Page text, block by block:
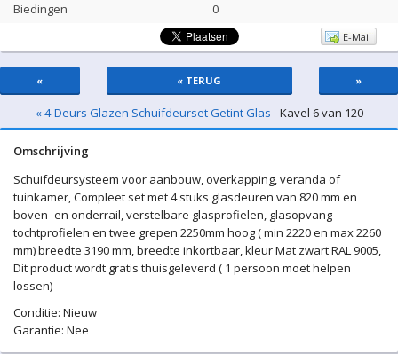
Biedingen
0
E-Mail
« « TERUG »
« 4-Deurs Glazen Schuifdeurset Getint Glas - Kavel 6 van 120
Omschrijving
Schuifdeursysteem voor aanbouw, overkapping, veranda of
tuinkamer, Compleet set met 4 stuks glasdeuren van 820 mm en
boven- en onderrail, verstelbare glasprofielen, glasopvang-
tochtprofielen en twee grepen 2250mm hoog ( min 2220 en max 2260
mm) breedte 3190 mm, breedte inkortbaar, kleur Mat zwart RAL 9005,
Dit product wordt gratis thuisgeleverd ( 1 persoon moet helpen
lossen)
Conditie: Nieuw
Garantie: Nee